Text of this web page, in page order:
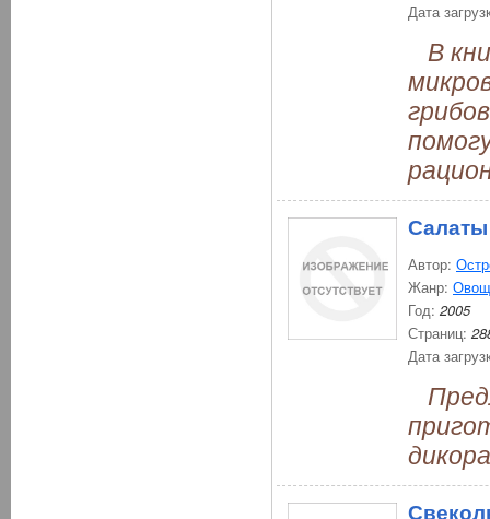
Дата
В
Автор:
Жанр:
Год: 2005
Страниц:
Дата